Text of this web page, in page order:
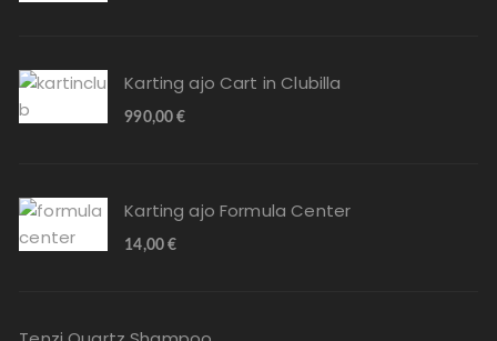
Karting ajo Cart in Clubilla
990,00€
Karting ajo Formula Center
14,00€